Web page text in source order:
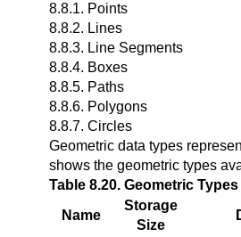
8.8.1. Points
8.8.2. Lines
8.8.3. Line Segments
8.8.4. Boxes
8.8.5. Paths
8.8.6. Polygons
8.8.7. Circles
Geometric data types
shows the geometric types
Table 8.20. Geometric Types
Name
Storage
Size